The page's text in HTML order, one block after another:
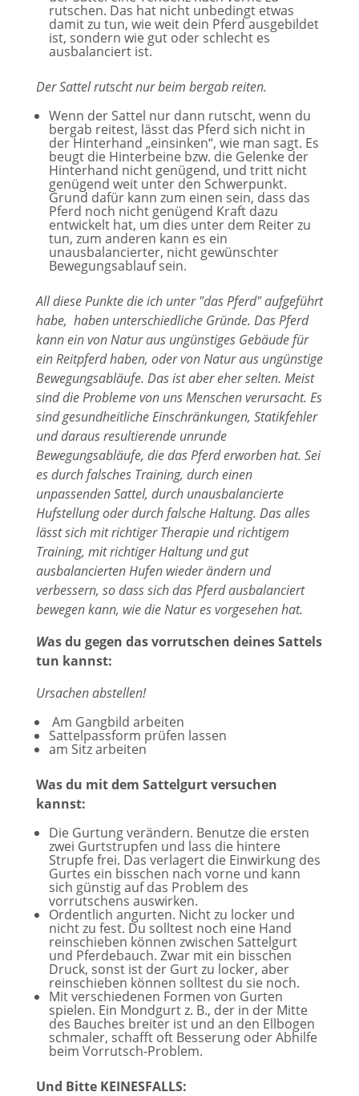
rutschen. Das hat nicht unbedingt etwas
damit zu tun, wie weit dein Pferd ausgebildet
ist, sondern wie gut oder schlecht es
ausbalanciert ist.
Der Sattel rutscht nur beim bergab reiten.
Wenn der Sattel nur dann rutscht, wenn du
bergab reitest, lässt das Pferd sich nicht in
der Hinterhand „einsinken“, wie man sagt. Es
beugt die Hinterbeine bzw. die Gelenke der
Hinterhand nicht genügend, und tritt nicht
genügend weit unter den Schwerpunkt.
Grund dafür kann zum einen sein, dass das
Pferd noch nicht genügend Kraft dazu
entwickelt hat, um dies unter dem Reiter zu
tun, zum anderen kann es ein
unausbalancierter, nicht gewünschter
Bewegungsablauf sein.
All diese Punkte die ich unter "das Pferd" aufgeführt
habe, haben unterschiedliche Gründe. Das Pferd
kann ein von Natur aus ungünstiges Gebäude für
ein Reitpferd haben, oder von Natur aus ungünstige
Bewegungsabläufe. Das ist aber eher selten. Meist
sind die Probleme von uns Menschen verursacht. Es
sind gesundheitliche Einschränkungen, Statikfehler
und daraus resultierende unrunde
Bewegungsabläufe, die das Pferd erworben hat. Sei
es durch falsches Training, durch einen
unpassenden Sattel, durch unausbalancierte
Hufstellung oder durch falsche Haltung. Das alles
lässt sich mit richtiger Therapie und richtigem
Training, mit richtiger Haltung und gut
ausbalancierten Hufen wieder ändern und
verbessern, so dass sich das Pferd ausbalanciert
bewegen kann, wie die Natur es vorgesehen hat.
Was du gegen das vorrutschen deines Sattels
tun kannst:
Ursachen abstellen!
Am Gangbild arbeiten
Sattelpassform prüfen lassen
am Sitz arbeiten
Was du mit dem Sattelgurt versuchen
kannst:
Die Gurtung verändern. Benutze die ersten
zwei Gurtstrupfen und lass die hintere
Strupfe frei. Das verlagert die Einwirkung des
Gurtes ein bisschen nach vorne und kann
sich günstig auf das Problem des
vorrutschens auswirken.
Ordentlich angurten. Nicht zu locker und
nicht zu fest. Du solltest noch eine Hand
reinschieben können zwischen Sattelgurt
und Pferdebauch. Zwar mit ein bisschen
Druck, sonst ist der Gurt zu locker, aber
reinschieben können solltest du sie noch.
Mit verschiedenen Formen von Gurten
spielen. Ein Mondgurt z. B., der in der Mitte
des Bauches breiter ist und an den Ellbogen
schmaler, schafft oft Besserung oder Abhilfe
beim Vorrutsch-Problem.
Und Bitte KEINESFALLS: